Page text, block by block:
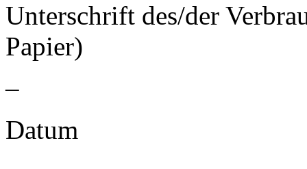
Unterschrift des/der
Papier)
–
Datum